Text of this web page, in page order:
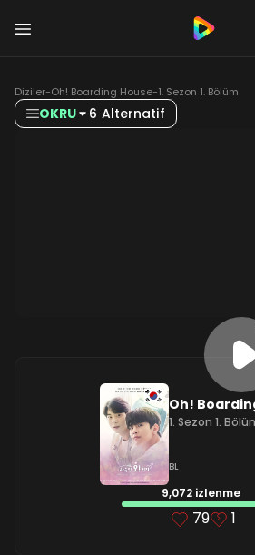
Diziler-Oh! Boarding House-1. Sezon 1. Bölüm
OKRU 6 Alternatif
Oh!
1. Sezon 1.
BL
9,072 izlenme
79 1